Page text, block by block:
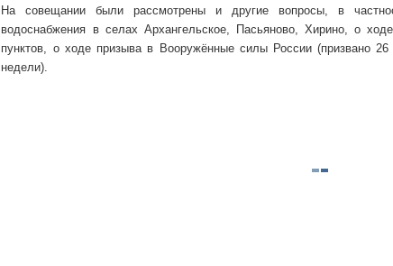
На совещании были рассмотрены и другие вопросы, в
водоснабжения в селах Архангельское, Пасьяново, Хирино, о
пунктов, о ходе призыва в Вооружённые силы России (призвано
недели).